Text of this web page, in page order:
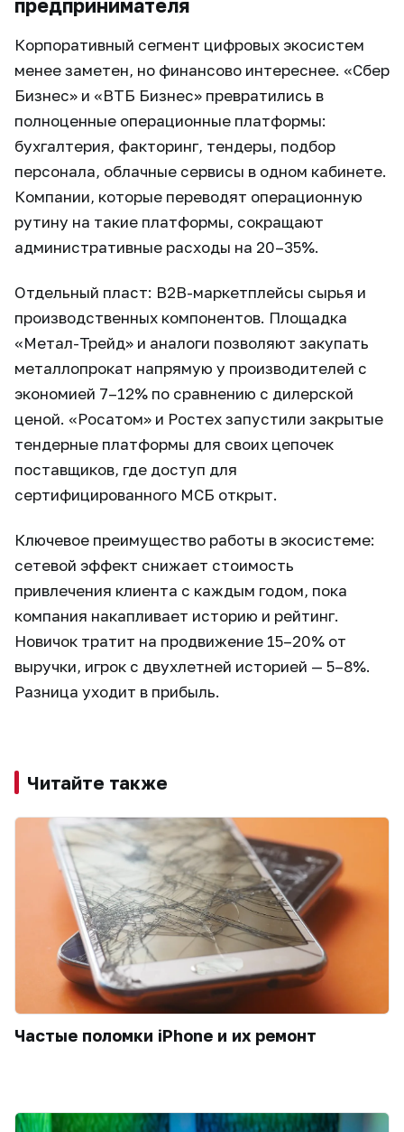
предпринимателя
Корпоративный сегмент цифровых экосистем
менее заметен, но финансово интереснее. «Сбер
Бизнес» и «ВТБ Бизнес» превратились в
полноценные операционные платформы:
бухгалтерия, факторинг, тендеры, подбор
персонала, облачные сервисы в одном кабинете.
Компании, которые переводят операционную
рутину на такие платформы, сокращают
административные расходы на 20–35%.
Отдельный пласт: B2B-маркетплейсы сырья и
производственных компонентов. Площадка
«Метал-Трейд» и аналоги позволяют закупать
металлопрокат напрямую у производителей с
экономией 7–12% по сравнению с дилерской
ценой. «Росатом» и Ростех запустили закрытые
тендерные платформы для своих цепочек
поставщиков, где доступ для
сертифицированного МСБ открыт.
Ключевое преимущество работы в экосистеме:
сетевой эффект снижает стоимость
привлечения клиента с каждым годом, пока
компания накапливает историю и рейтинг.
Новичок тратит на продвижение 15–20% от
выручки, игрок с двухлетней историей — 5–8%.
Разница уходит в прибыль.
Читайте также
Частые поломки iPhone и их ремонт